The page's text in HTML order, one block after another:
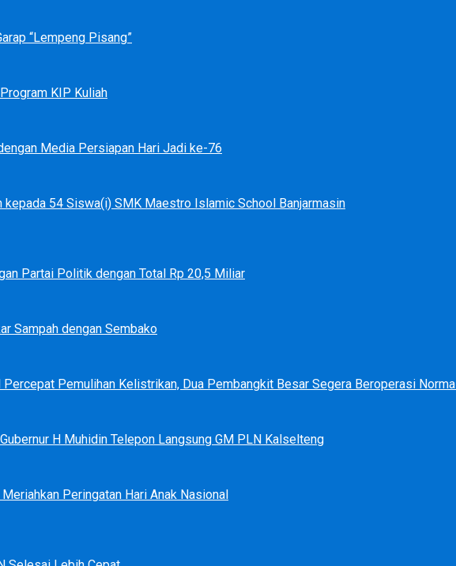
“Lempeng Pisang”
KIP Kuliah
Media Persiapan Hari Jadi ke-76
kepada 54 Siswa(i) SMK Maestro Islamic School Banjarmasin
Partai Politik dengan Total Rp 20,5 Miliar
Sampah dengan Sembako
Pemulihan Kelistrikan, Dua Pembangkit Besar Segera Beroperasi Normal
H Muhidin Telepon Langsung GM PLN Kalselteng
Peringatan Hari Anak Nasional